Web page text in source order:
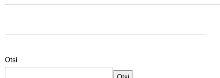
Oskusteave
Otsi